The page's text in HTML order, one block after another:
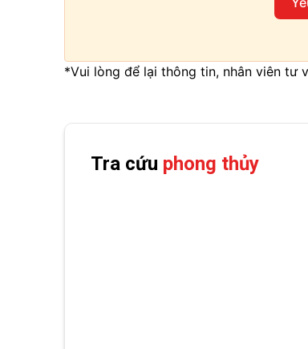
*Vui lòng để lại thông tin, nhân viên tư
Tra cứu phong thủy